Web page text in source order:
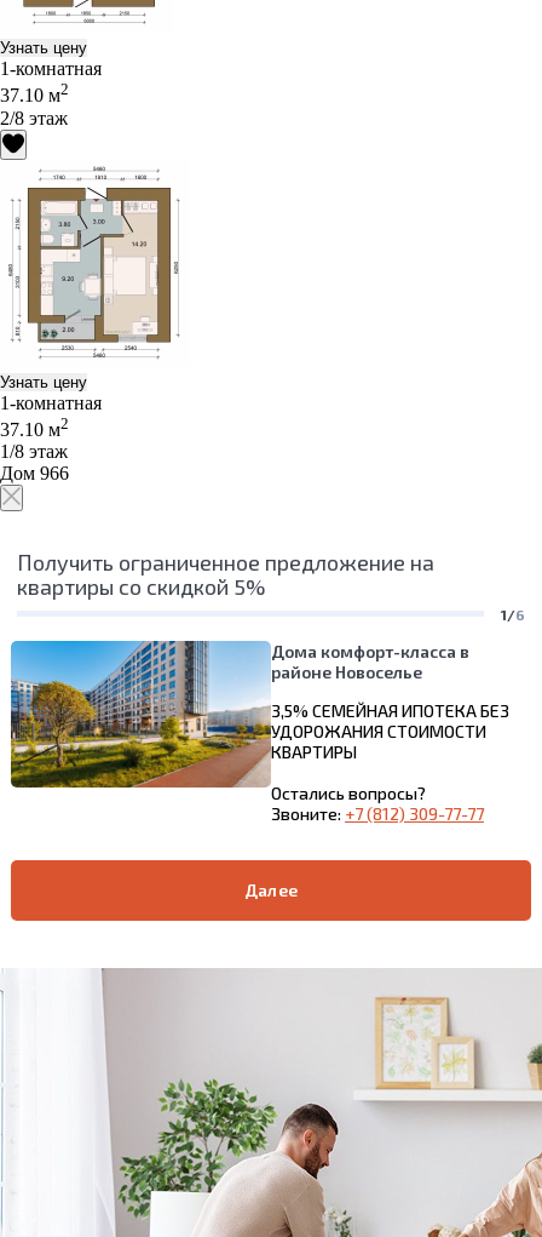
Узнать цену
1-комнатная
37.10 м2
2/8 этаж
Узнать цену
1-комнатная
37.10 м2
1/8 этаж
Дом 966
Получить ограниченное предложение на
квартиры со скидкой 5%
1/6
Дома комфорт-класса в
районе Новоселье
3,5% СЕМЕЙНАЯ ИПОТЕКА БЕЗ
УДОРОЖАНИЯ СТОИМОСТИ
КВАРТИРЫ
Остались вопросы?
Звоните: +7 (812) 309-77-77